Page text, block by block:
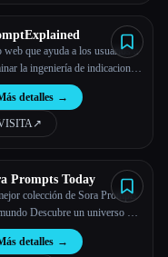
web que ayuda a los usuarios a
la ingeniería de indicaciones
de información, técnicas y
para personalizar las
de la IA
detalles →
↗︎
Prompts Today
colección de Sora Prompts
un universo de
con recursos, tutoriales y
de instrucciones
detalles →